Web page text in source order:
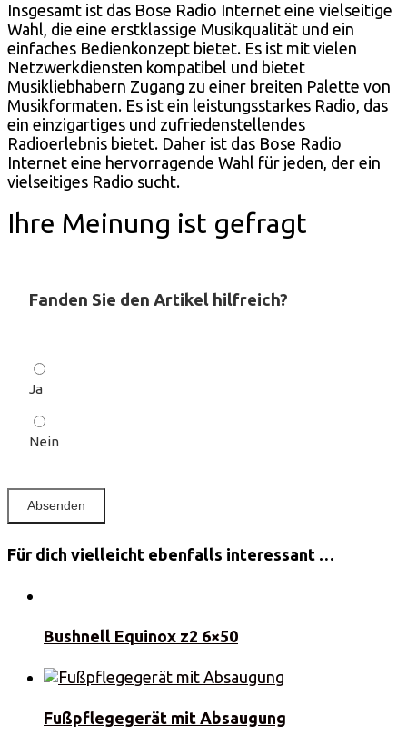
Insgesamt ist das Bose Radio Internet eine vielseitige
Wahl, die eine erstklassige Musikqualität und ein
einfaches Bedienkonzept bietet. Es ist mit vielen
Netzwerkdiensten kompatibel und bietet
Musikliebhabern Zugang zu einer breiten Palette von
Musikformaten. Es ist ein leistungsstarkes Radio, das
ein einzigartiges und zufriedenstellendes
Radioerlebnis bietet. Daher ist das Bose Radio
Internet eine hervorragende Wahl für jeden, der ein
vielseitiges Radio sucht.
Ihre Meinung ist gefragt
Fanden Sie den Artikel hilfreich?
Ja
Nein
Für dich vielleicht ebenfalls interessant …
Bushnell Equinox z2 6×50
Fußpflegegerät mit Absaugung